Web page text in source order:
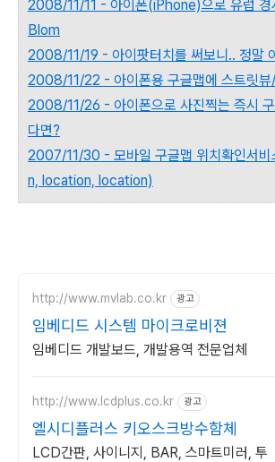
2008/11/11 - 아이폰(iPhone)으로 유럽 경
Blom
2008/11/19 - 아이팟터치를 써보니.. 정말
2008/11/22 - 아이폰용 구글맵에 스트릿뷰
2008/11/26 - 아이폰으로 사진찍는 즉시
다면?
2007/11/30 - 모바일 구글맵 위치확인서
n, location, location)
http://www.mvlab.co.kr 광고
임베디드 시스템 마이크로비젼
임베디드 개발보드, 개발용역 전문업체
http://www.lcdplus.co.kr 광고
엘시디플러스 키오스크방수함체
LCD간판, 사이니지, BAR, 스마트미러, 투